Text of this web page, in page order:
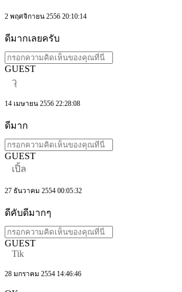
2 พฤศจิกายน 2556 20:10:14
ดีมากเลยครับ
GUEST
วุ
14 เมษายน 2556 22:28:08
ดีมาก
GUEST
เปิ้ล
27 ธันวาคม 2554 00:05:32
ดีคับดีมากๆ
GUEST
Tik
28 มกราคม 2554 14:46:46